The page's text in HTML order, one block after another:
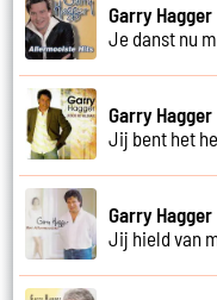
Garry Hagger
Je danst nu
Garry Hagger
Jij bent het
Garry Hagger
Jij hield van